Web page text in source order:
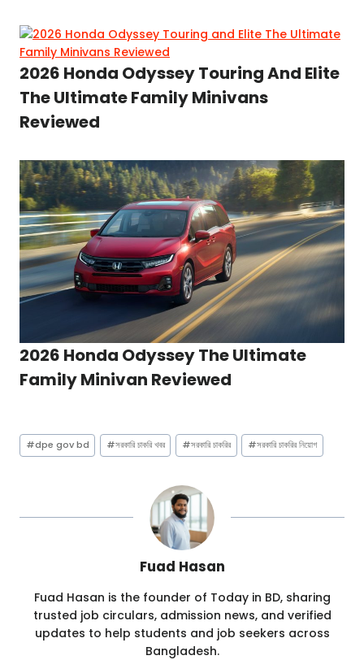
2026 Honda Odyssey Touring And Elite
The Ultimate Family Minivans
Reviewed
2026 Honda Odyssey The Ultimate
Family Minivan Reviewed
Post
Tags:
#dpe gov bd #সরকারি চাকরি খবর #সরকারি চাকরির #সরকারি চাকরির নিয়োগ
Fuad Hasan
Fuad Hasan is the founder of Today in BD, sharing
trusted job circulars, admission news, and verified
updates to help students and job seekers across
Bangladesh.